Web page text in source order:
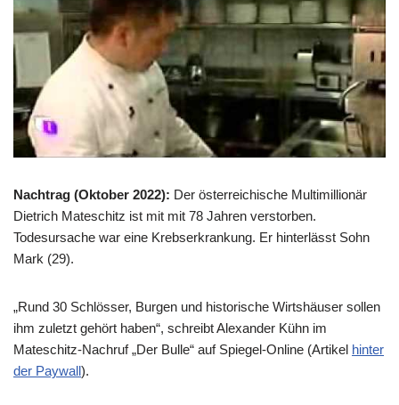
Nachtrag (Oktober 2022): Der österreichische Multimillionär
Dietrich Mateschitz ist mit mit 78 Jahren verstorben.
Todesursache war eine Krebserkrankung. Er hinterlässt Sohn
Mark (29).
„Rund 30 Schlösser, Burgen und historische Wirtshäuser sollen
ihm zuletzt gehört haben“, schreibt Alexander Kühn im
Mateschitz-Nachruf „Der Bulle“ auf Spiegel-Online (Artikel hinter
der Paywall).